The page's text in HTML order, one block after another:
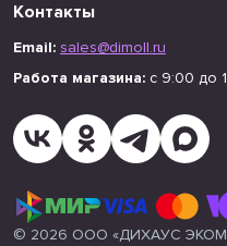
Контакты
Email: sales@dimoll.ru
Работа магазина: с 9:00 до
© 2026 ООО «ДИХАУС